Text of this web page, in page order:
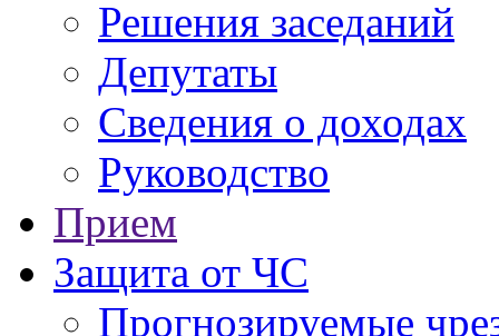
Решения заседаний
Депутаты
Сведения о доходах
Руководство
Прием
Защита от ЧС
Прогнозируемые